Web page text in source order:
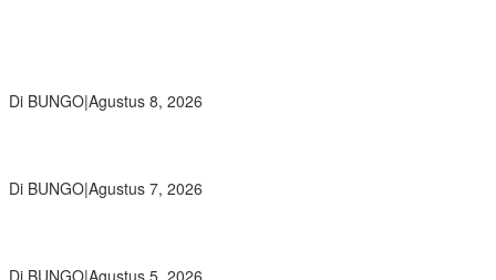
Di BUNGO|Agustus 8, 2026
Di BUNGO|Agustus 7, 2026